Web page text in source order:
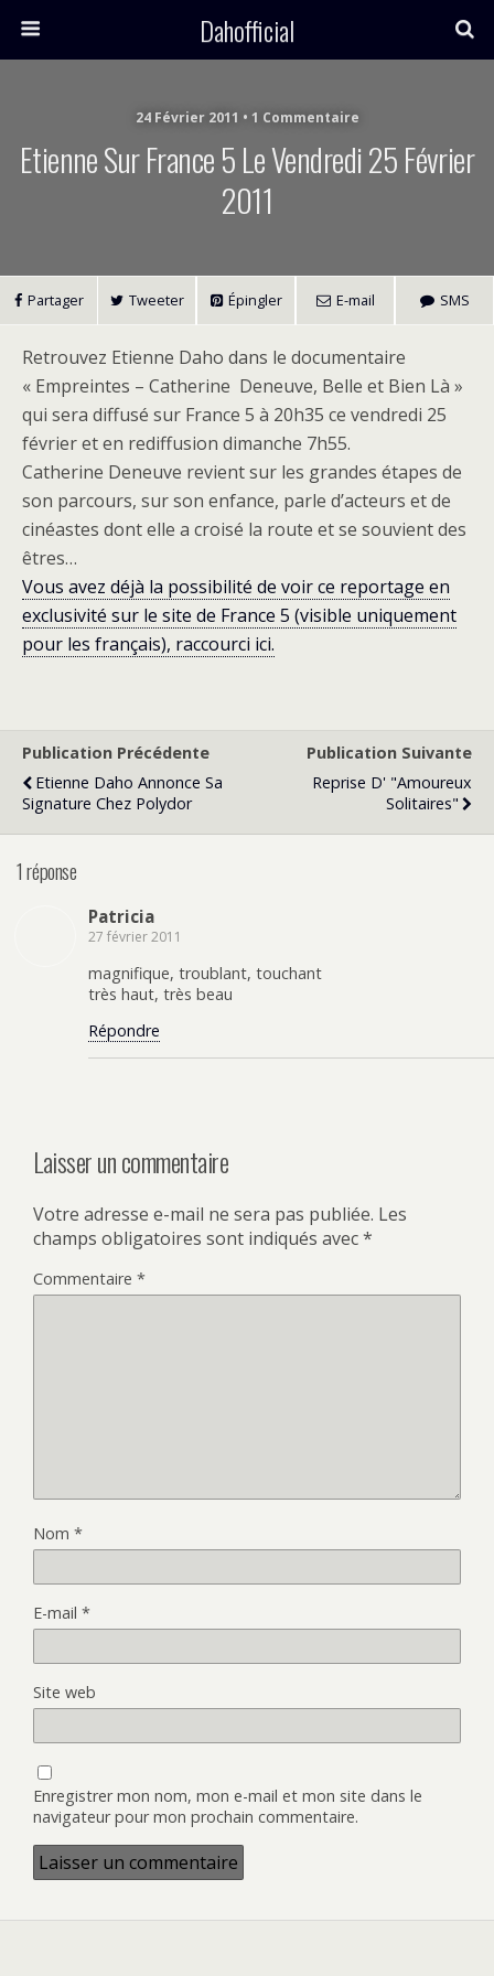
Dahofficial
24 Février 2011 • 1 Commentaire
Etienne Sur France 5 Le Vendredi 25 Février
2011
Partager Tweeter Épingler E-mail SMS
Retrouvez Etienne Daho dans le documentaire
« Empreintes – Catherine Deneuve, Belle et Bien Là »
qui sera diffusé sur France 5 à 20h35 ce vendredi 25
février et en rediffusion dimanche 7h55.
Catherine Deneuve revient sur les grandes étapes de
son parcours, sur son enfance, parle d’acteurs et de
cinéastes dont elle a croisé la route et se souvient des
êtres…
Vous avez déjà la possibilité de voir ce reportage en
exclusivité sur le site de France 5 (visible uniquement
pour les français), raccourci ici.
Publication Précédente
Etienne Daho Annonce Sa
Signature Chez Polydor
Publication Suivante
Reprise D' "Amoureux
Solitaires"
1 réponse
Patricia
27 février 2011
magnifique, troublant, touchant
très haut, très beau
Répondre
Laisser un commentaire
Votre adresse e-mail ne sera pas publiée. Les
champs obligatoires sont indiqués avec*
Commentaire *
Nom *
E-mail *
Site web
Enregistrer mon nom, mon e-mail et mon site dans le
navigateur pour mon prochain commentaire.